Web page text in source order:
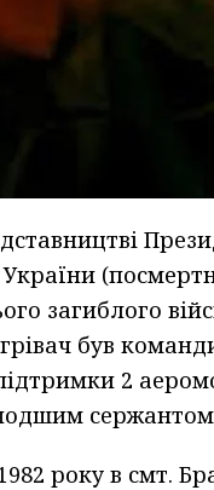
загиблого
був
2
року в смт.